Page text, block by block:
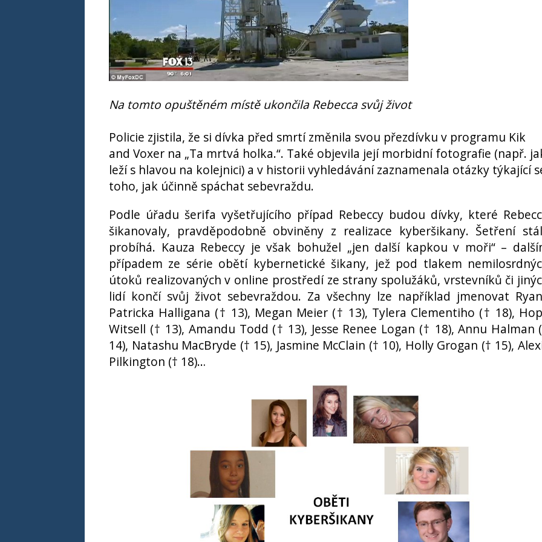
Na tomto opuštěném místě ukončila Rebecca svůj život
Policie zjistila, že si dívka před smrtí změnila svou přezdívku v programu Kik
and Voxer na „Ta mrtvá holka.“. Také objevila její morbidní fotografie (např.
leží s hlavou na kolejnici) a v historii vyhledávání zaznamenala otázky týkající
toho, jak účinně spáchat sebevraždu.
Podle úřadu šerifa vyšetřujícího případ Rebeccy budou dívky, které
šikanovaly, pravděpodobně obviněny z realizace kyberšikany. Šetření
probíhá. Kauza Rebeccy je však bohužel „jen další kapkou v moři“ –
případem ze série obětí kybernetické šikany, jež pod tlakem
útoků realizovaných v online prostředí ze strany spolužáků, vrstevníků či
lidí končí svůj život sebevraždou. Za všechny lze například jmenovat
Patricka Halligana († 13), Megan Meier († 13), Tylera Clementiho († 18),
Witsell († 13), Amandu Todd († 13), Jesse Renee Logan († 18), Annu Halman
14), Natashu MacBryde († 15), Jasmine McClain († 10), Holly Grogan († 15),
Pilkington († 18)…